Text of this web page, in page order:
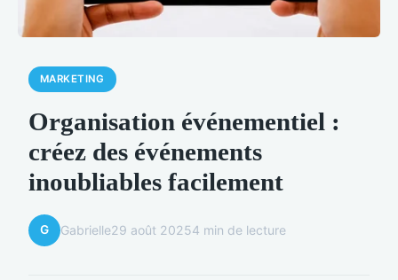
MARKETING
Organisation événementiel :
créez des événements
inoubliables facilement
G Gabrielle29 août 20254 min de lecture